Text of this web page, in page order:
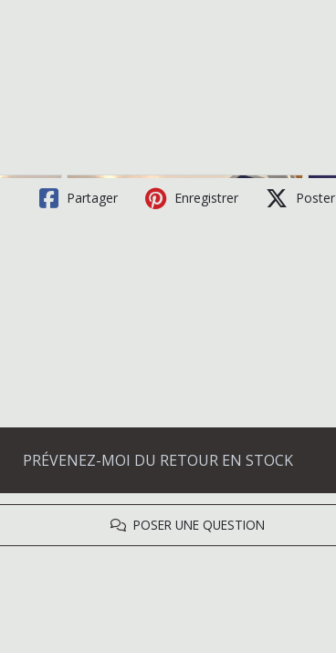
Partager Enregistrer Poster
PRÉVENEZ-MOI DU RETOUR EN STOCK
POSER UNE QUESTION